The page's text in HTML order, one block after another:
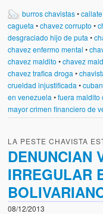
burros chavistas•
cagueta •chavez corrupto •
desgraciado hijo de puta •
chavez enfermo mental •
chavez maldito •chavez
chavez trafica droga •
crueldad injustificada •
en venezuela •fuera maldito
mayor crimen financiero de
LA PESTE CHAVISTA
DENUNCIAN
IRREGULAR
08/12/2013